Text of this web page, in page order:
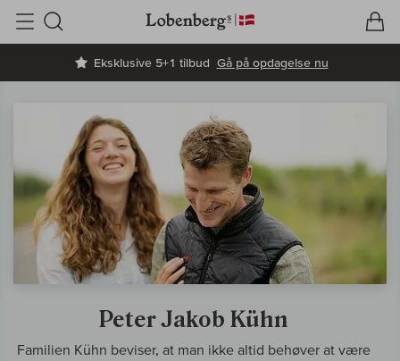
Eksklusive 5+1 tilbud Gå på opdagelse nu
Søg
Peter Jakob Kühn
Familien Kühn beviser, at man ikke altid behøver at være